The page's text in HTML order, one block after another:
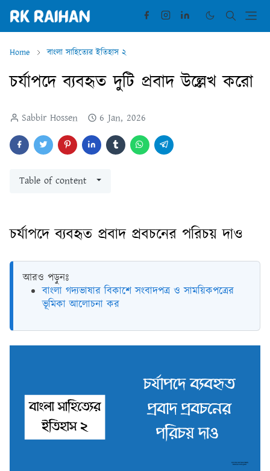
Home বাংলা সাহিত্যের ইতিহাস ২
চর্যাপদে ব্যবহৃত দুটি প্রবাদ উল্লেখ করো
Sabbir Hossen 6 Jan, 2026
Table of content
চর্যাপদে ব্যবহৃত প্রবাদ প্রবচনের পরিচয় দাও
আরও পড়ুনঃ
বাংলা গদ্যভাষার বিকাশে সংবাদপত্র ও সাময়িকপত্রের
ভূমিকা আলোচনা কর